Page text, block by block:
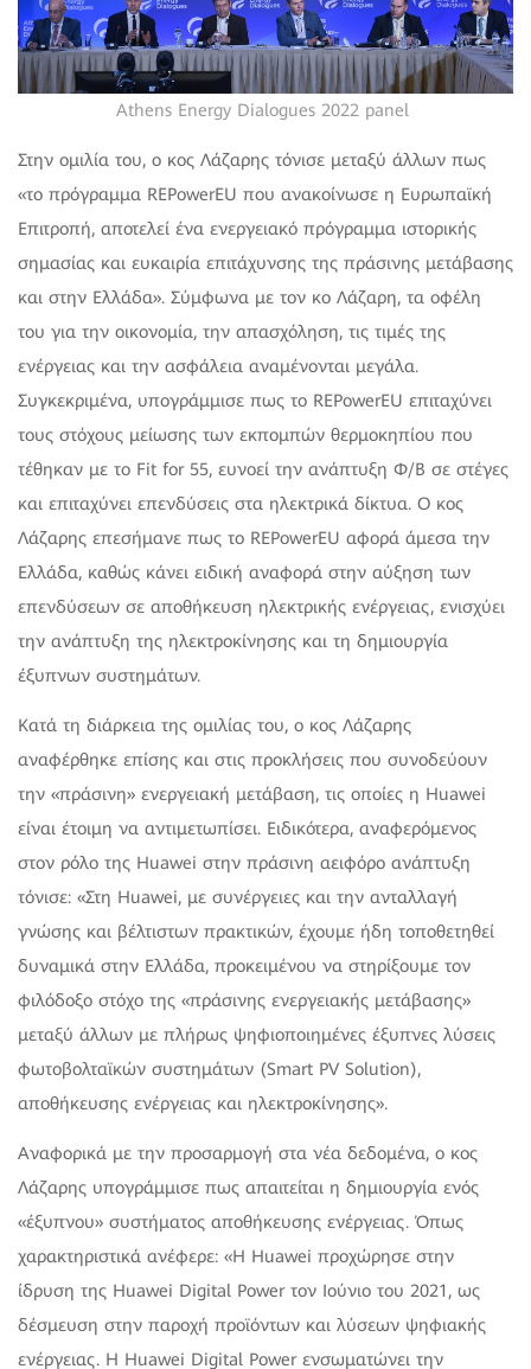
Athens Energy Dialogues 2022 panel
Στην ομιλία του, ο κος Λάζαρης τόνισε μεταξύ άλλων πως
«το πρόγραμμα REPowerEU που ανακοίνωσε η Ευρωπαϊκή
Επιτροπή, αποτελεί ένα ενεργειακό πρόγραμμα ιστορικής
σημασίας και ευκαιρία επιτάχυνσης της πράσινης μετάβασης
και στην Ελλάδα». Σύμφωνα με τον κο Λάζαρη, τα οφέλη
του για την οικονομία, την απασχόληση, τις τιμές της
ενέργειας και την ασφάλεια αναμένονται μεγάλα.
Συγκεκριμένα, υπογράμμισε πως το REPowerEU επιταχύνει
τους στόχους μείωσης των εκπομπών θερμοκηπίου που
τέθηκαν με το Fit for 55, ευνοεί την ανάπτυξη Φ/Β σε στέγες
και επιταχύνει επενδύσεις στα ηλεκτρικά δίκτυα. Ο κος
Λάζαρης επεσήμανε πως το REPowerEU αφορά άμεσα την
Ελλάδα, καθώς κάνει ειδική αναφορά στην αύξηση των
επενδύσεων σε αποθήκευση ηλεκτρικής ενέργειας, ενισχύει
την ανάπτυξη της ηλεκτροκίνησης και τη δημιουργία
έξυπνων συστημάτων.
Κατά τη διάρκεια της ομιλίας του, ο κος Λάζαρης
αναφέρθηκε επίσης και στις προκλήσεις που συνοδεύουν
την «πράσινη» ενεργειακή μετάβαση, τις οποίες η Huawei
είναι έτοιμη να αντιμετωπίσει. Ειδικότερα, αναφερόμενος
στον ρόλο της Ηuawei στην πράσινη αειφόρο ανάπτυξη
τόνισε: «Στη Huawei, με συνέργειες και την ανταλλαγή
γνώσης και βέλτιστων πρακτικών, έχουμε ήδη τοποθετηθεί
δυναμικά στην Ελλάδα, προκειμένου να στηρίξουμε τον
φιλόδοξο στόχο της «πράσινης ενεργειακής μετάβασης»
μεταξύ άλλων με πλήρως ψηφιοποιημένες έξυπνες λύσεις
φωτοβολταϊκών συστημάτων (Smart PV Solution),
αποθήκευσης ενέργειας και ηλεκτροκίνησης».
Αναφορικά με την προσαρμογή στα νέα δεδομένα, ο κος
Λάζαρης υπογράμμισε πως απαιτείται η δημιουργία ενός
«έξυπνου» συστήματος αποθήκευσης ενέργειας. Όπως
χαρακτηριστικά ανέφερε: «Η Huawei προχώρησε στην
ίδρυση της Huawei Digital Power τον Ιούνιο του 2021, ως
δέσμευση στην παροχή προϊόντων και λύσεων ψηφιακής
ενέργειας. Η Huawei Digital Power ενσωματώνει την